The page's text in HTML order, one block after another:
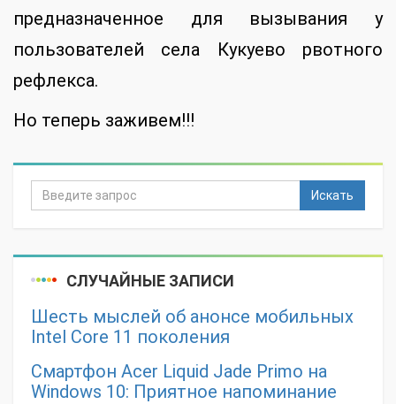
предназначенное для вызывания у
пользователей села Кукуево рвотного
рефлекса.
Но теперь заживем!!!
Искать
СЛУЧАЙНЫЕ ЗАПИСИ
Шесть мыслей об анонсе мобильных
Intel Core 11 поколения
Смартфон Acer Liquid Jade Primo на
Windows 10: Приятное напоминание